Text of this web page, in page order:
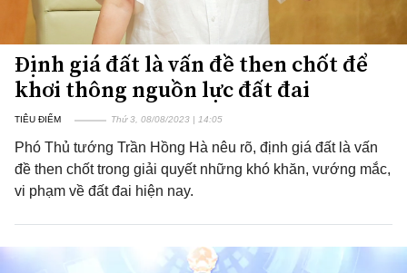
Định giá đất là vấn đề then chốt để
khơi thông nguồn lực đất đai
TIÊU ĐIỂM Thứ 3, 08/08/2023 | 14:05
Phó Thủ tướng Trần Hồng Hà nêu rõ, định giá đất là vấn
đề then chốt trong giải quyết những khó khăn, vướng mắc,
vi phạm về đất đai hiện nay.